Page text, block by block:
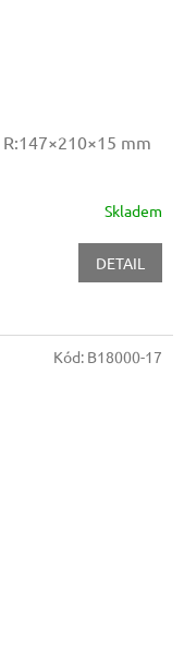
R:147×210×15 mm
Skladem
DETAIL
Kód: B18000-17